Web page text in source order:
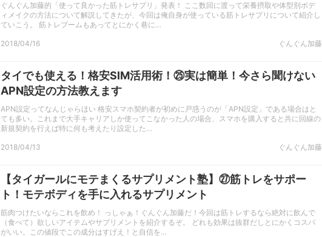
ぐんぐん加藤的「使って良かった筋トレサプリ」発表！ ここ数回に渡って栄養摂取や体型別ボデ
ィメイクの方法について解説してきたが、今回は俺自身が使っている筋トレサプリについて紹介し
ていこう。 筋トレブームもあってとにかく巷に…
2018/04/16 ぐんぐん加藤
タイでも使える！格安SIM活用術！㉕実は簡単！今さら聞けない
APN設定の方法教えます
APN設定ってなんじゃらほい 格安スマホ契約者が初めに戸惑うのが「APN設定」である場合はと
ても多い。これまで大手キャリアしか使ってこなかった人の場合、スマホを購入すると共に回線の
新規契約を行えば特に何も考えたり設定した…
2018/04/13 ぐんぐん加藤
【タイガールにモテまくるサプリメント塾】㉗筋トレをサポー
ト！モテボディを手に入れるサプリメント
筋肉つけたいならこれを飲め！ っしゃぁ！ぐんぐん加藤だ！今回は筋トレするなら絶対に飲んで
（食べて）欲しいアイテムやサプリメントを紹介するぞ。 どれも効果は抜群だしとにかくコスパ
がいい。この値段でこの成分はすげえ！と自信を…